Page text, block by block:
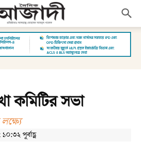
কমিটির সভা
পূর্বাহ্ণ